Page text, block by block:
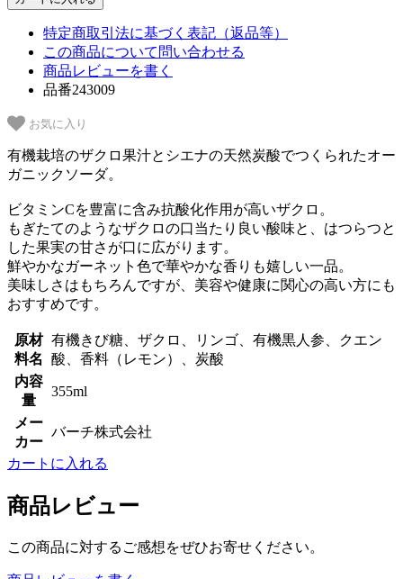
特定商取引法に基づく表記（返品等）
この商品について問い合わせる
商品レビューを書く
品番243009
お気に入り
有機栽培のザクロ果汁とシエナの天然炭酸でつくられたオー
ガニックソーダ。
ビタミンCを豊富に含み抗酸化作用が高いザクロ。
もぎたてのようなザクロの口当たり良い酸味と、はつらつと
した果実の甘さが口に広がります。
鮮やかなガーネット色で華やかな香りも嬉しい一品。
美味しさはもちろんですが、美容や健康に関心の高い方にも
おすすめです。
原材
料名
有機きび糖、ザクロ、リンゴ、有機黒人参、クエン
酸、香料（レモン）、炭酸
内容
量
355ml
メー
カー
バーチ株式会社
カートに入れる
商品レビュー
この商品に対するご感想をぜひお寄せください。